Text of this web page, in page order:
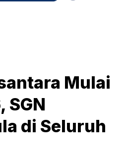
Mulai
SGN
di Seluruh